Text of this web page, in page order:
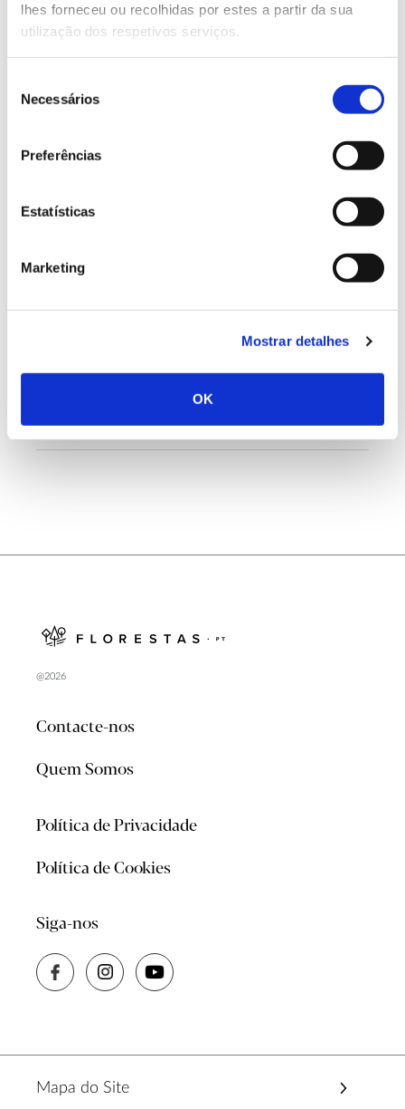
lhes forneceu ou recolhidas por estes a partir da sua
utilização dos respetivos serviços.
Necessários
Preferências
Estatísticas
Marketing
Mostrar detalhes
OK
13.07.2026
Genoma do priolo e de outras espécies em risco:
conhecer para conservar
Registar galhas de Trichi em acácia-das-espigas:
cidadãos chamados a ajudar
@2026
Contacte-nos
Quem Somos
Política de Privacidade
Política de Cookies
Siga-nos
Mapa do Site